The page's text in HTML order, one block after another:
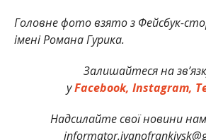
Головне фото взято з Фейсбук-
імені Романа Гурика.
Залишайтеся на
уFacebook, Instagram,
Надсилайте свої новини